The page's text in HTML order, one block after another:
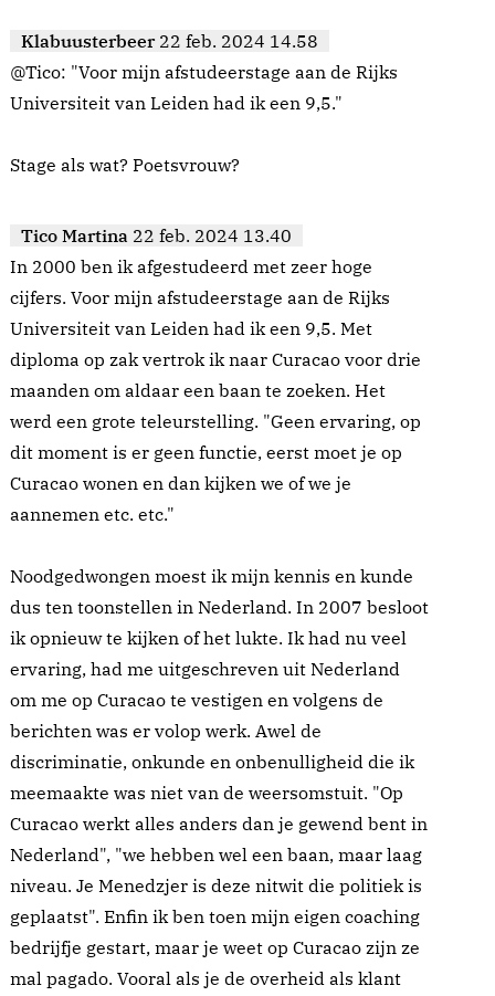
Klabuusterbeer 22 feb. 2024 14.58
@Tico: "Voor mijn afstudeerstage aan de Rijks
Universiteit van Leiden had ik een 9,5."
Stage als wat? Poetsvrouw?
Tico Martina 22 feb. 2024 13.40
In 2000 ben ik afgestudeerd met zeer hoge
cijfers. Voor mijn afstudeerstage aan de Rijks
Universiteit van Leiden had ik een 9,5. Met
diploma op zak vertrok ik naar Curacao voor drie
maanden om aldaar een baan te zoeken. Het
werd een grote teleurstelling. "Geen ervaring, op
dit moment is er geen functie, eerst moet je op
Curacao wonen en dan kijken we of we je
aannemen etc. etc."
Noodgedwongen moest ik mijn kennis en kunde
dus ten toonstellen in Nederland. In 2007 besloot
ik opnieuw te kijken of het lukte. Ik had nu veel
ervaring, had me uitgeschreven uit Nederland
om me op Curacao te vestigen en volgens de
berichten was er volop werk. Awel de
discriminatie, onkunde en onbenulligheid die ik
meemaakte was niet van de weersomstuit. "Op
Curacao werkt alles anders dan je gewend bent in
Nederland", "we hebben wel een baan, maar laag
niveau. Je Menedzjer is deze nitwit die politiek is
geplaatst". Enfin ik ben toen mijn eigen coaching
bedrijfje gestart, maar je weet op Curacao zijn ze
mal pagado. Vooral als je de overheid als klant